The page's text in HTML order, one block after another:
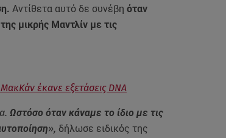
Αντίθετα αυτό δε συνέβη όταν
μικρής Μαντλίν με τις
έκανε εξετάσεις DNA
Ωστόσο όταν κάναμε το ίδιο με τις
», δήλωσε ειδικός της